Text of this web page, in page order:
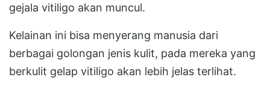
gejala vitiligo akan muncul.
Kelainan ini bisa menyerang manusia dari
berbagai golongan jenis kulit, pada mereka yang
berkulit gelap vitiligo akan lebih jelas terlihat.